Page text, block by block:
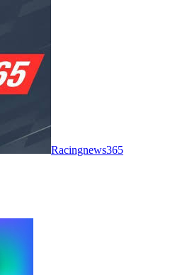
Racingnews365